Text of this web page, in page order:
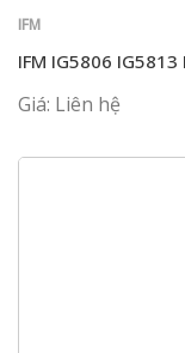
IFM
IFM IG5806
Giá: Liên hệ